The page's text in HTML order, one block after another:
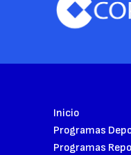
Inicio
Programas
Programas